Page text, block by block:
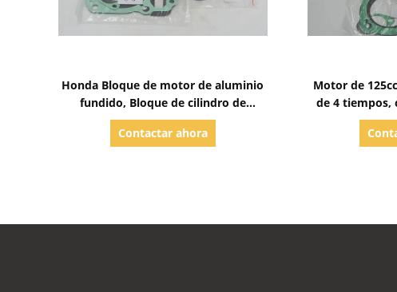
Honda Bloque de motor de aluminio
fundido, Bloque de cilindro de
motocicleta personalizado
Contactar ahora
Motor de
de 4 tiempos,